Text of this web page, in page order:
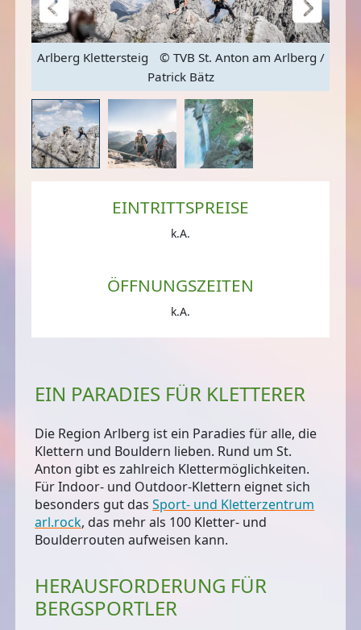
Arlberg Klettersteig
© TVB St. Anton am Arlberg /
Patrick Bätz
EINTRITTSPREISE
k.A.
ÖFFNUNGSZEITEN
k.A.
EIN PARADIES FÜR KLETTERER
Die Region Arlberg ist ein Paradies für alle, die
Klettern und Bouldern lieben. Rund um St.
Anton gibt es zahlreich Klettermöglichkeiten.
Für Indoor- und Outdoor-Klettern eignet sich
besonders gut dasSport- und Kletterzentrum
arl.rock, das mehr als 100 Kletter- und
Boulderrouten aufweisen kann.
HERAUSFORDERUNG FÜR
BERGSPORTLER